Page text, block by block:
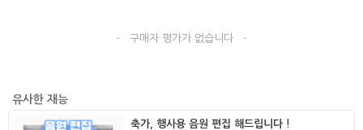
- 구매자 평가가 없습니다 -
유사한 재능
축가, 행사용 음원 편집 해드립니다 !